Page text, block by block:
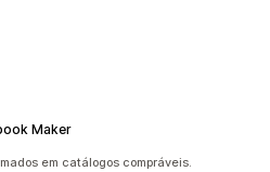
Maker
em catálogos compráveis.